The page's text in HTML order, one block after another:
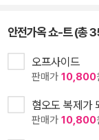
안전가옥 쇼-트 (총
오프사이드
판매가 10,800
혐오도 복제가
판매가 10,800